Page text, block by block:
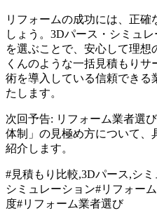
リフォームの成功には、正
しょう。3Dパース・シミュ
を選ぶことで、安心して理
くんのような一括見積もり
術を導入している信頼できる
たします。
次回予告: リフォーム業者選
体制」の見極め方について、
紹介します。
#見積もり比較,3Dパース,シ
シミュレーション#リフォー
度#リフォーム業者選び